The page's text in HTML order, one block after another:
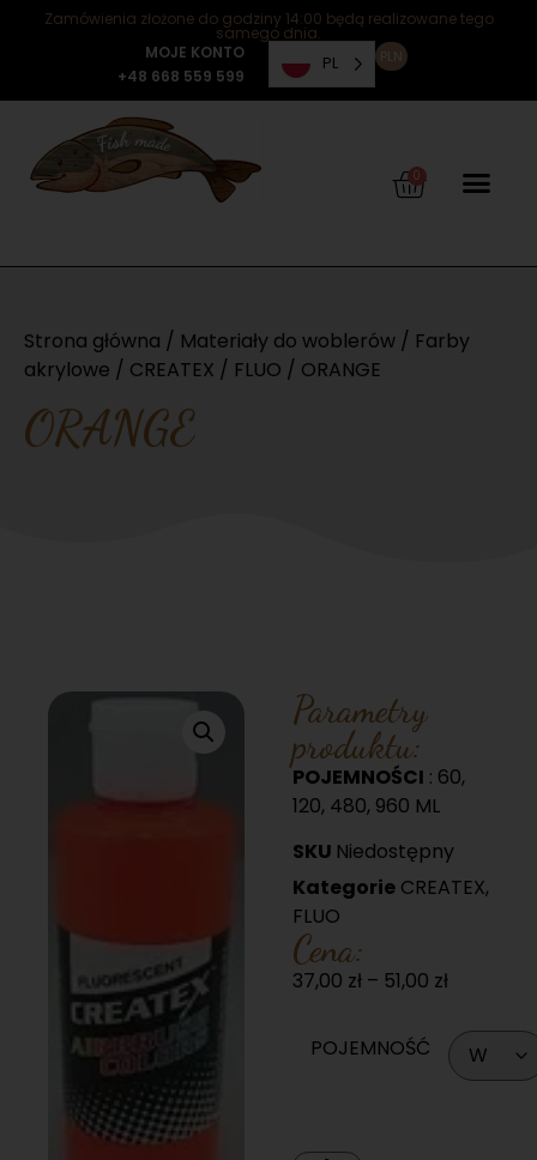
Zamówienia złożone do godziny 14:00 będą realizowane tego
samego dnia.
MOJE KONTO
+48 668 559 599
PL PLN
0
Strona główna / Materiały do woblerów / Farby
akrylowe / CREATEX / FLUO / ORANGE
ORANGE
Parametry
produktu:
POJEMNOŚCI : 60,
120, 480, 960 ML
SKU Niedostępny
Kategorie CREATEX,
FLUO
Cena:
37,00 zł – 51,00 zł
POJEMNOŚĆ